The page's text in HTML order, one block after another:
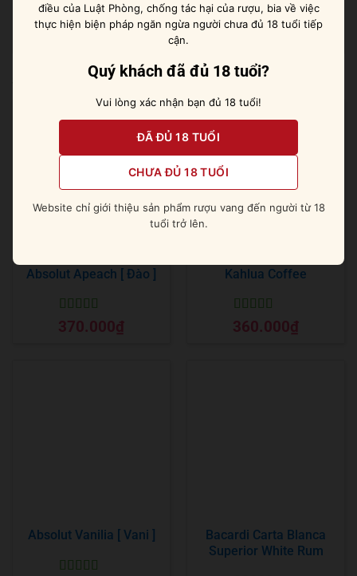
tạo nên trải nghiệm thưởng thức đáng nhớ.
Sản phẩm tương tự
Absolut Apeach [ Đào ]
Được xếp
hạng 55 sao
370.000₫
Kahlua Coffee
Được xếp
hạng 55 sao
360.000₫
Absolut Vanilia [ Vani ]
Bacardi Carta Blanca
Superior White Rum
điều của Luật Phòng, chống tác hại của rượu, bia về việc
thực hiện biện pháp ngăn ngừa người chưa đủ 18 tuổi tiếp
cận.
Quý khách đã đủ 18 tuổi?
Vui lòng xác nhận bạn đủ 18 tuổi!
ĐÃ ĐỦ 18 TUỔI
CHƯA ĐỦ 18 TUỔI
Website chỉ giới thiệu sản phẩm rượu vang đến người từ 18
tuổi trở lên.